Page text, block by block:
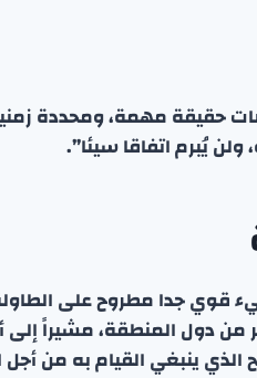
حقيقة مهمة، ومحددة
يُبرم اتفاقا سيئا”.
قوي جدا مطروح على
من دول المنطقة، مشيراً
ينبغي القيام به من أجل